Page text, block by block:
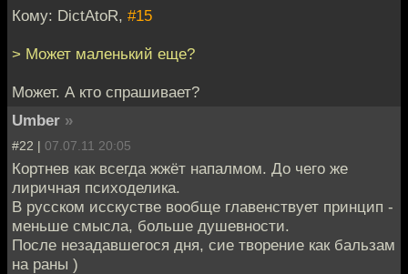
Кому: DictAtoR, #15
> Может маленький еще?
Может. А кто спрашивает?
Umber »
#22 | 07.07.11 20:05
Кортнев как всегда жжёт напалмом. До чего же
лиричная психоделика.
В русском исскустве вообще главенствует принцип -
меньше смысла, больше душевности.
После незадавшегося дня, сие творение как бальзам
на раны )